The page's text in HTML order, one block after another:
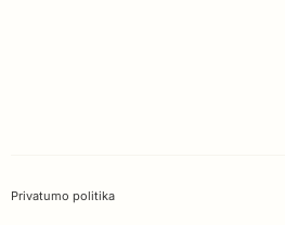
Privatumo politika